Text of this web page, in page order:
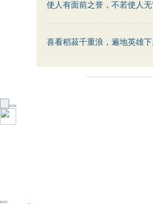
使人有面前之誉，不若使人
喜看稻菽千重浪，遍地英雄下